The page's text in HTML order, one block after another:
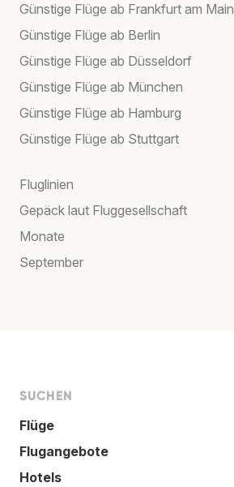
Günstige Flüge ab Frankfurt am Main
Günstige Flüge ab Berlin
Günstige Flüge ab Düsseldorf
Günstige Flüge ab München
Günstige Flüge ab Hamburg
Günstige Flüge ab Stuttgart
Fluglinien
Gepäck laut Fluggesellschaft
Monate
September
SUCHEN
Flüge
Flugangebote
Hotels